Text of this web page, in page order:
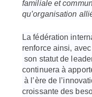
familiale et
qu’organisation
La fédération
renforce ainsi,
son statut de
continuera à
à l’ère de
croissante des